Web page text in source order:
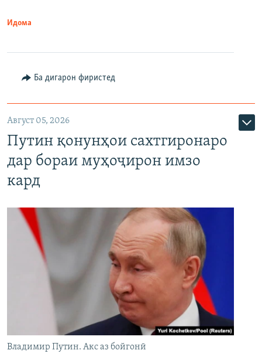
Идома
Ба дигарон фиристед
Август 05, 2026
Путин қонунҳои сахтгиронаро
дар бораи муҳоҷирон имзо
кард
Владимир Путин. Акс аз бойгонӣ